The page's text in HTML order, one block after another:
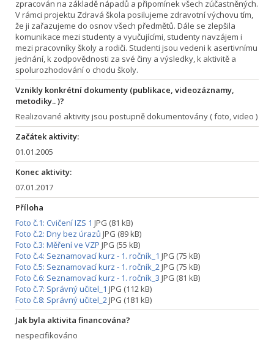
zpracován na základě nápadů a připomínek všech zúčastněných.
V rámci projektu Zdravá škola posilujeme zdravotní výchovu tím,
že ji zařazujeme do osnov všech předmětů. Dále se zlepšila
komunikace mezi studenty a vyučujícími, studenty navzájem i
mezi pracovníky školy a rodiči. Studenti jsou vedeni k asertivnímu
jednání, k zodpovědnosti za své činy a výsledky, k aktivitě a
spolurozhodování o chodu školy.
Vznikly konkrétní dokumenty (publikace, videozáznamy,
metodiky.. )?
Realizované aktivity jsou postupně dokumentovány ( foto, video )
Začátek aktivity:
01.01.2005
Konec aktivity:
07.01.2017
Příloha
Foto č.1: Cvičení IZS 1 JPG (81 kB)
Foto č.2: Dny bez úrazů JPG (89 kB)
Foto č.3: Měření ve VZP JPG (55 kB)
Foto č.4: Seznamovací kurz - 1. ročník_1 JPG (75 kB)
Foto č.5: Seznamovací kurz - 1. ročník_2JPG (75 kB)
Foto č.6: Seznamovací kurz - 1. ročník_3 JPG (81 kB)
Foto č.7: Správný učitel_1 JPG (112 kB)
Foto č.8: Správný učitel_2JPG (181 kB)
Jak byla aktivita financována?
nespecifikováno